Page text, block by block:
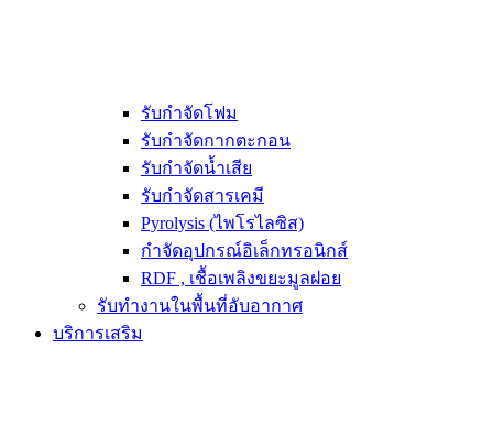
รับกำจัดโฟม
รับกำจัดกากตะกอน
รับกำจัดน้ำเสีย
รับกำจัดสารเคมี
Pyrolysis (ไพโรไลซิส)
กำจัดอุปกรณ์อิเล็กทรอนิกส์
RDF , เชื้อเพลิงขยะมูลฝอย
รับทำงานในพื้นที่อับอากาศ
บริการเสริม